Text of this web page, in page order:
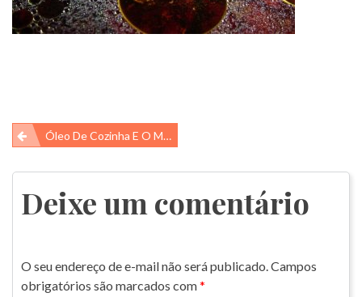
Navegação
de
Post
Óleo De Cozinha E O Meio Ambiente
Deixe um comentário
O seu endereço de e-mail não será publicado.Campos
obrigatórios são marcados com*